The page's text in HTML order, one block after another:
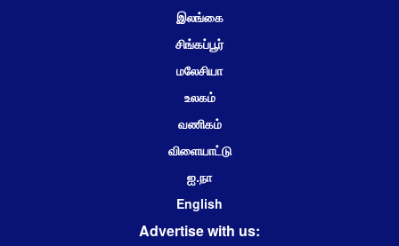
இலங்கை
சிங்கப்பூர்
மலேசியா
உலகம்
வணிகம்
விளையாட்டு
ஐ.நா
English
Advertise with us: